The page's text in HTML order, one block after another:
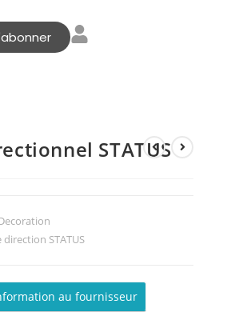
STATUS
direction STATUS
au fournisseur